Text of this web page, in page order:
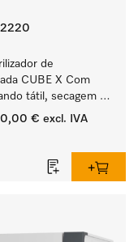
2220
de
CUBE X Com
tátil, secagem
e 6 kg de
€ excl. IVA